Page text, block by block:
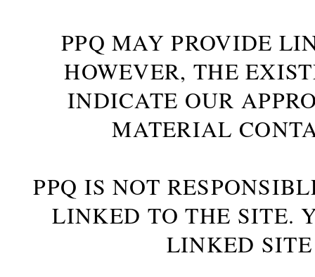
PPQ MAY PROVIDE
HOWEVER, THE
INDICATE OUR
MATERIAL
PPQ IS NOT
LINKED TO THE SITE.
LINKED